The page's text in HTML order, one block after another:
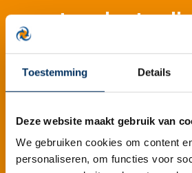
Toestemming Details
Deze website maakt gebruik van
We gebruiken cookies om content
personaliseren, om functies voor
zijn.”
Angelique Bras